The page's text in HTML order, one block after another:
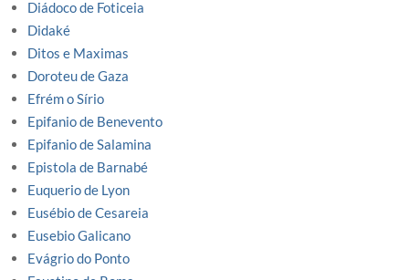
Diádoco de Foticeia
Didaké
Ditos e Maximas
Doroteu de Gaza
Efrém o Sírio
Epifanio de Benevento
Epifanio de Salamina
Epistola de Barnabé
Euquerio de Lyon
Eusébio de Cesareia
Eusebio Galicano
Evágrio do Ponto